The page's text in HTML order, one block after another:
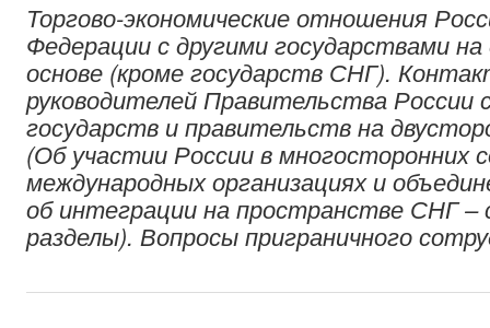
Торгово-экономические отношения
Федерации с другими государствами
основе (кроме государств СНГ).
руководителей Правительства России
государств и правительств на
(Об участии России в многосторонних
международных организациях и
об интеграции на пространстве СНГ –
разделы). Вопросы приграничного